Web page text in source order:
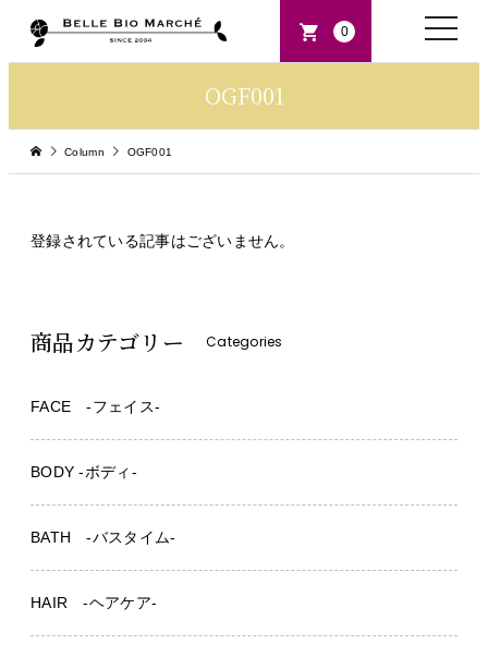
0
toggle
OGF001
Column OGF001
登録されている記事はございません。
商品カテゴリー Categories
FACE -フェイス-
BODY -ボディ-
BATH -バスタイム-
HAIR -ヘアケア-